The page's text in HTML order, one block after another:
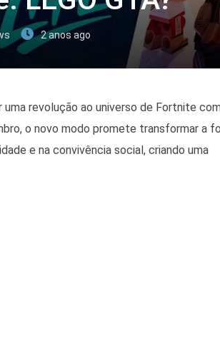
2 anos ago
revolução ao universo de Fortnite
o novo modo promete transformar a
e na convivência social, criando uma